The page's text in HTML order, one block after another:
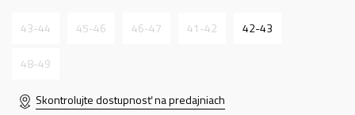
43-44 45-46 46-47 41-42 42-43
48-49
Skontrolujte dostupnosť na predajniach